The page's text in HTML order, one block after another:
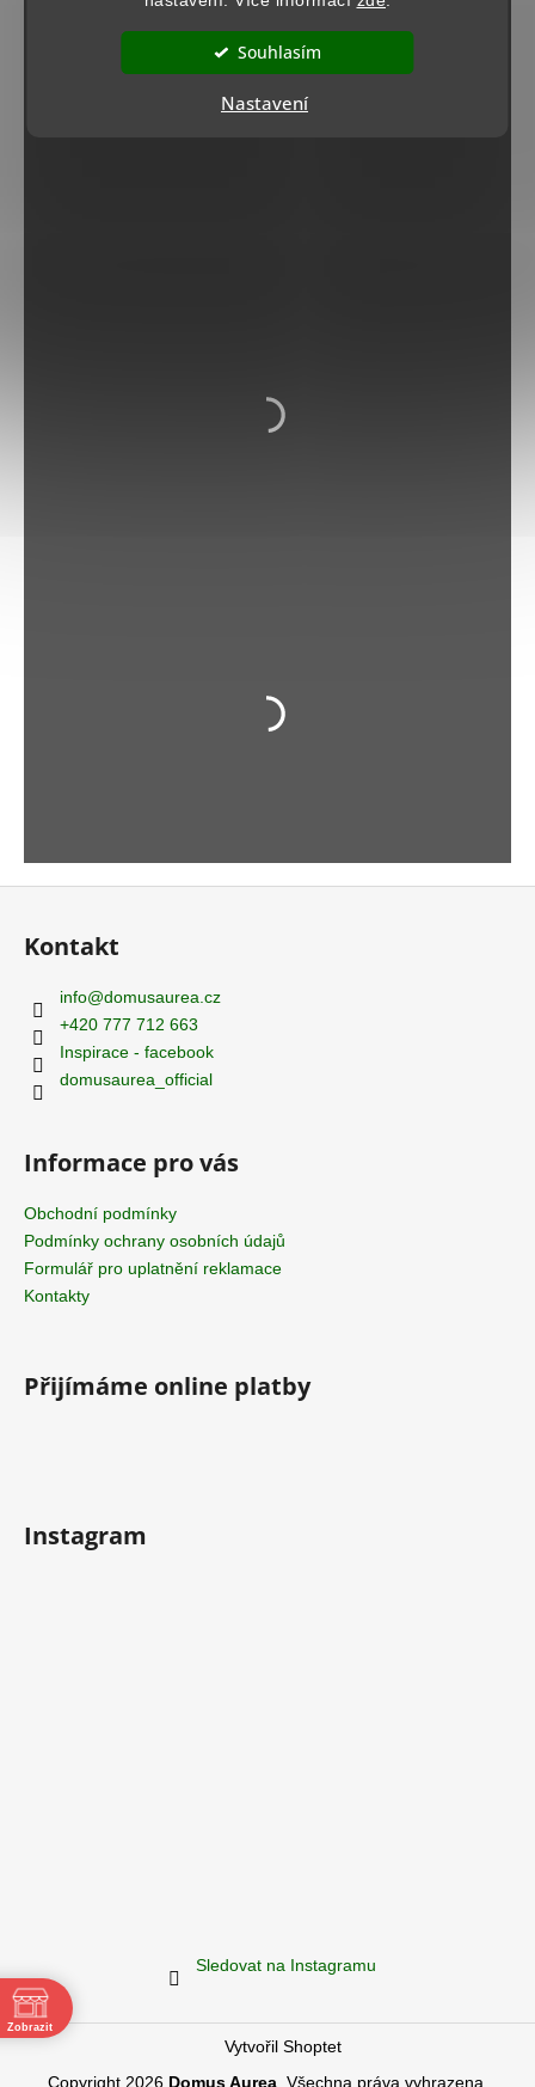
Souhlasím
Nastavení
Kontakt
info@domusaurea.cz
+420 777 712 663
Inspirace - facebook
domusaurea_official
Informace pro vás
Obchodní podmínky
Podmínky ochrany osobních údajů
Formulář pro uplatnění reklamace
Kontakty
Přijímáme online platby
Instagram
Sledovat na Instagramu
Vytvořil Shoptet
Copyright 2026 Domus Aurea. Všechna práva vyhrazena.
Zobrazit